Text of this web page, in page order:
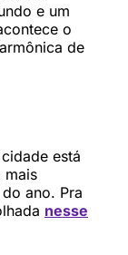
e um
o
de
está
mais
ano. Pra
nesse